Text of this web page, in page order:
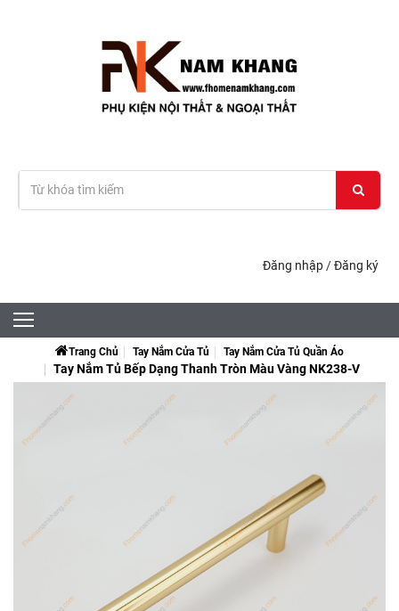
Đăng nhập /Đăng ký
Trang Chủ Tay Nắm Cửa Tủ Tay Nắm Cửa Tủ Quần Áo
Tay Nắm Tủ Bếp Dạng Thanh Tròn Màu Vàng NK238-V